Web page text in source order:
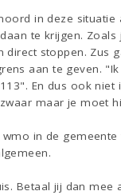
in deze
te krijgen.
direct stoppen.
aan te geven.
En dus ook
maar je moet
in de
Betaal jij dan